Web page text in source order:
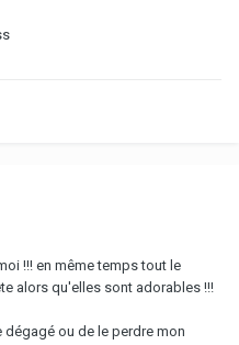
!!! en même temps tout le
alors qu'elles sont adorables !!!
dégagé ou de le perdre mon